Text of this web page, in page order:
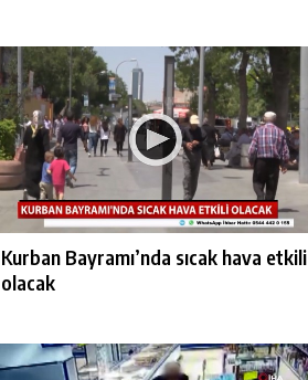
Kurban Bayramı’nda sıcak hava etkili
olacak